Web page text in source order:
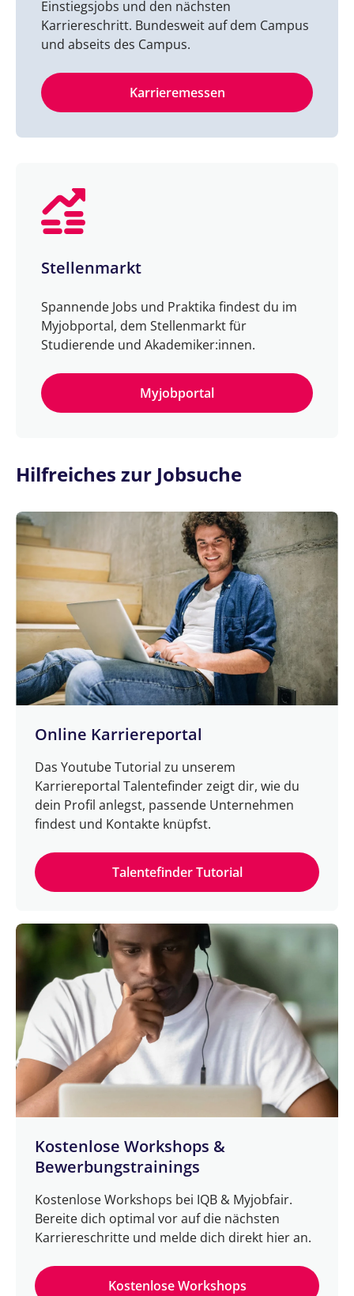
Einstiegsjobs und den nächsten
Karriereschritt. Bundesweit auf dem Campus
und abseits des Campus.
Karrieremessen
Stellenmarkt
Spannende Jobs und Praktika findest du im
Myjobportal, dem Stellenmarkt für
Studierende und Akademiker:innen.
Myjobportal
Hilfreiches zur Jobsuche
Online Karriereportal
Das Youtube Tutorial zu unserem
Karriereportal Talentefinder zeigt dir, wie du
dein Profil anlegst, passende Unternehmen
findest und Kontakte knüpfst.
Talentefinder Tutorial
Kostenlose Workshops &
Bewerbungstrainings
Kostenlose Workshops bei IQB & Myjobfair.
Bereite dich optimal vor auf die nächsten
Karriereschritte und melde dich direkt hier an.
Kostenlose Workshops